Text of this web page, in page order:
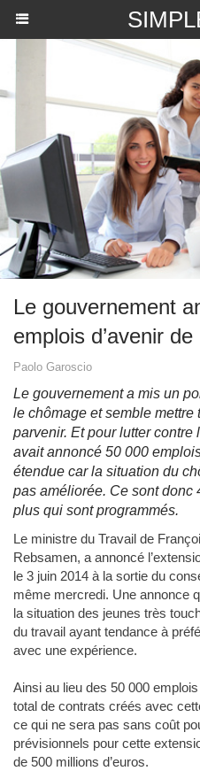
Le gouvernement
emplois d’avenir de
Paolo Garoscio
Le gouvernement a mis un
le chômage et semble
parvenir. Et pour lutter
avait annoncé 50 000
étendue car la situation du
pas améliorée. Ce sont donc
plus qui sont programmés.
Le ministre du Travail de
Rebsamen, a annoncé
le 3 juin 2014 à la sortie du
même mercredi. Une annonce
la situation des jeunes très
du travail ayant tendance à
avec une expérience.
Ainsi au lieu des 50 000
total de contrats créés avec
ce qui ne sera pas sans coût
prévisionnels pour cette
de 500 millions d’euros.